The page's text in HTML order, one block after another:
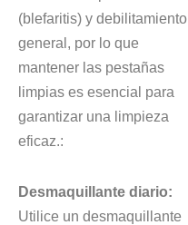
(blefaritis) y debilitamiento
general, por lo que
mantener las pestañas
limpias es esencial para
garantizar una limpieza
eficaz.:
Desmaquillante diario:
Utilice un desmaquillante